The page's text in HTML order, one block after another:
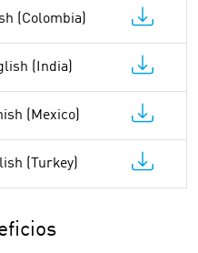
(Colombia)
(India)
(Mexico)
(Turkey)